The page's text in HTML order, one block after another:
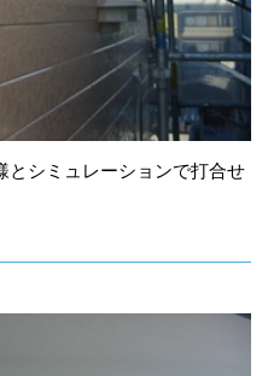
とシミュレーションで打合せ